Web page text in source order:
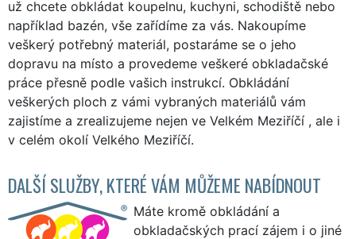
už chcete obkládat koupelnu, kuchyni, schodiště nebo
například bazén, vše zařídíme za vás. Nakoupíme
veškerý potřebný materiál, postaráme se o jeho
dopravu na místo a provedeme veškeré obkladačské
práce přesně podle vašich instrukcí. Obkládání
veškerých ploch z vámi vybraných materiálů vám
zajistíme a zrealizujeme nejen ve Velkém Meziříčí , ale i
v celém okolí Velkého Meziříčí.
DALŠÍ SLUŽBY, KTERÉ VÁM MŮŽEME NABÍDNOUT
Máte kromě obkládání a
obkladačských prací zájem i o jiné